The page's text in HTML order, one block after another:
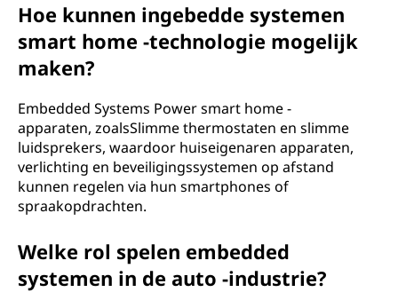
Hoe kunnen ingebedde systemen
smart home -technologie mogelijk
maken?
Embedded Systems Power smart home -
apparaten, zoalsSlimme thermostaten en slimme
luidsprekers, waardoor huiseigenaren apparaten,
verlichting en beveiligingssystemen op afstand
kunnen regelen via hun smartphones of
spraakopdrachten.
Welke rol spelen embedded
systemen in de auto -industrie?